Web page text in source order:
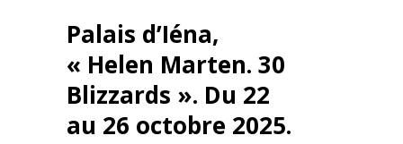
Palais d’Iéna,
« Helen Marten. 30
Blizzards ». Du 22
au 26 octobre 2025.